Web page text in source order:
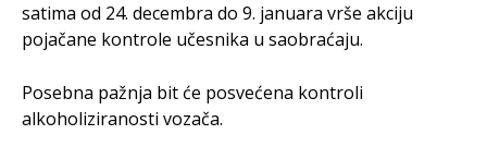
satima od 24. decembra do 9. januara vrše akciju
pojačane kontrole učesnika u saobraćaju.
Posebna pažnja bit će posvećena kontroli
alkoholiziranosti vozača.